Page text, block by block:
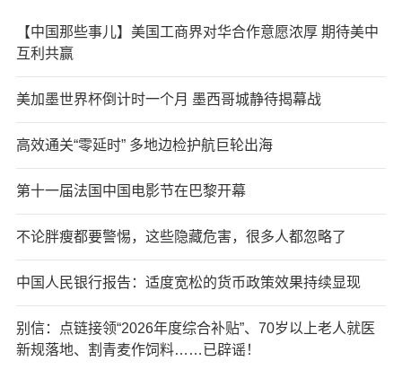
【中国那些事儿】美国工商界对华合作意愿浓厚 期待美中
互利共赢
美加墨世界杯倒计时一个月 墨西哥城静待揭幕战
高效通关“零延时” 多地边检护航巨轮出海
第十一届法国中国电影节在巴黎开幕
不论胖瘦都要警惕，这些隐藏危害，很多人都忽略了
中国人民银行报告：适度宽松的货币政策效果持续显现
别信：点链接领“2026年度综合补贴”、70岁以上老人就医
新规落地、割青麦作饲料……已辟谣！